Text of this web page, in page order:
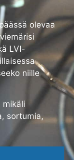
olevaa
LVI-
niille
mikäli
sortumia,